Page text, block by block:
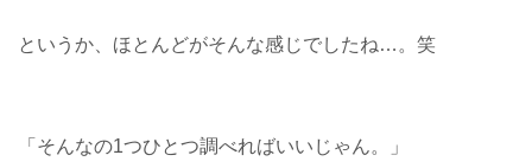
というか、ほとんどがそんな感じでしたね…。笑
「そんなの1つひとつ調べればいいじゃん。」